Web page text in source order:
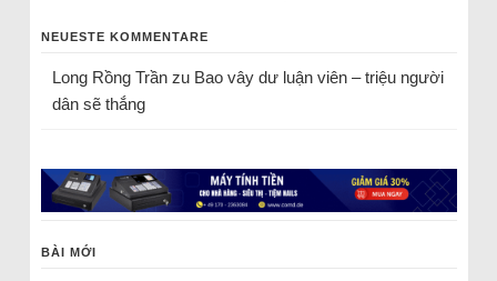
NEUESTE KOMMENTARE
Long Rồng Trầnzu Bao vây dư luận viên – triệu người
dân sẽ thắng
BÀI MỚI